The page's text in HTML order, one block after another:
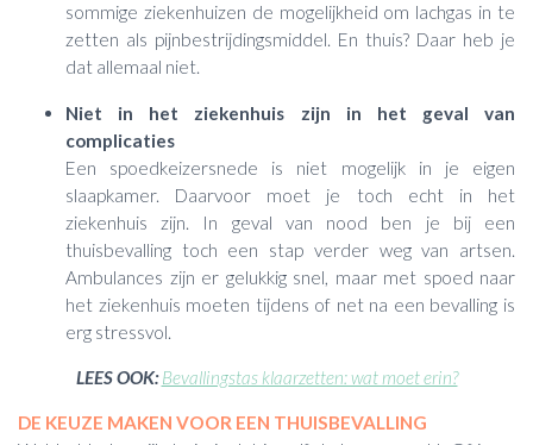
sommige ziekenhuizen de mogelijkheid om lachgas in te
zetten als pijnbestrijdingsmiddel. En thuis? Daar heb je
dat allemaal niet.
Niet in het ziekenhuis zijn in het geval van
complicaties
Een spoedkeizersnede is niet mogelijk in je eigen
slaapkamer. Daarvoor moet je toch echt in het
ziekenhuis zijn. In geval van nood ben je bij een
thuisbevalling toch een stap verder weg van artsen.
Ambulances zijn er gelukkig snel, maar met spoed naar
het ziekenhuis moeten tijdens of net na een bevalling is
erg stressvol.
LEES OOK: Bevallingstas klaarzetten: wat moet erin?
DE KEUZE MAKEN VOOR EEN THUISBEVALLING